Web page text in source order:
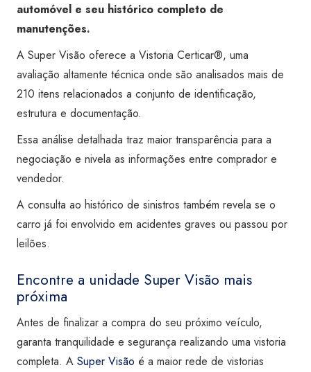
automóvel e seu histórico completo de
manutenções.
A Super Visão oferece a Vistoria Certicar®, uma
avaliação altamente técnica onde são analisados mais de
210 itens relacionados a conjunto de identificação,
estrutura e documentação.
Essa análise detalhada traz maior transparência para a
negociação e nivela as informações entre comprador e
vendedor.
A consulta ao histórico de sinistros também revela se o
carro já foi envolvido em acidentes graves ou passou por
leilões.
Encontre a unidade Super Visão mais
próxima
Antes de finalizar a compra do seu próximo veículo,
garanta tranquilidade e segurança realizando uma vistoria
completa. A Super Visão é a maior rede de vistorias